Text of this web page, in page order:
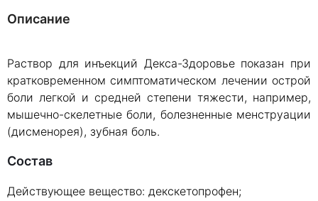
Описание
Раствор для инъекций Декса-Здоровье показан при
кратковременном симптоматическом лечении острой
боли легкой и средней степени тяжести, например,
мышечно-скелетные боли, болезненные менструации
(дисменорея), зубная боль.
Состав
Действующее вещество: декскетопрофен;